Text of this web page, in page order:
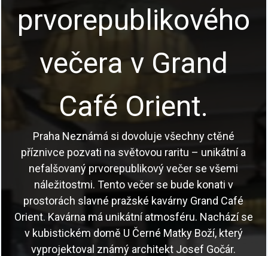
prvorepublikového
večera v Grand
Café Orient.
Praha Neznámá si dovoluje všechny ctěné
příznivce pozvati na světovou raritu – unikátní a
nefalšovaný prvorepublikový večer se všemi
náležitostmi. Tento večer se bude konati v
prostorách slavné pražské kavárny Grand Café
Orient. Kavárna má unikátní atmosféru. Nachází se
v kubistickém domě U Černé Matky Boží, který
vyprojektoval známý architekt Josef Gočár.